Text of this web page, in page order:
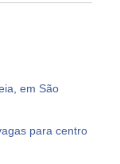
em São
para centro